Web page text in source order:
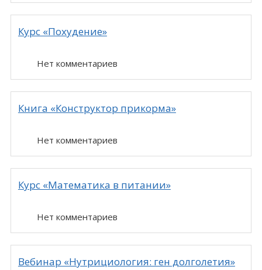
Курс «Похудение»
Нет комментариев
Книга «Конструктор прикорма»
Нет комментариев
Курс «Математика в питании»
Нет комментариев
Вебинар «Нутрициология: ген долголетия»